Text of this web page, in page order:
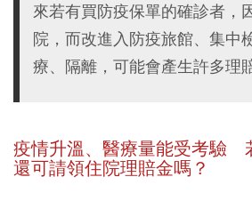
來若有買防疫保單的確診者，
院，而改進入防疫旅館、集中
療、隔離，可能會產生許多理
疫情升溫、醫療量能受考驗
還可請領住院理賠金嗎？